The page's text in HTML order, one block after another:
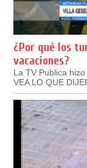
¿Por qué los
vacaciones?
La TV Publica
VEA LO QUE